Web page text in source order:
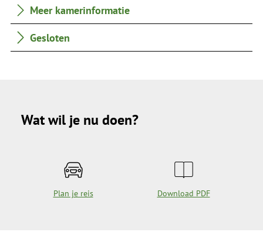
Meer kamerinformatie
Gesloten
Wat wil je nu doen?
Plan je reis Download PDF